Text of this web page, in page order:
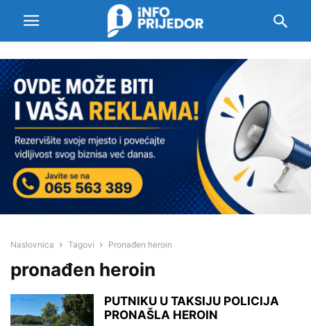
Naslovnica Tagovi Pronađen heroin
pronađen heroin
PUTNIKU U TAKSIJU POLICIJA
PRONAŠLA HEROIN